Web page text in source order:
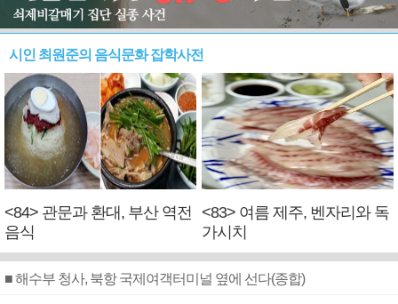
시인 최원준의 음식문화 잡학사전
<84> 관문과 환대, 부산 역전
음식
<83> 여름 제주, 벤자리와 독
가시치
■ 해수부 청사, 북항 국제여객터미널 옆에 선다(종합)